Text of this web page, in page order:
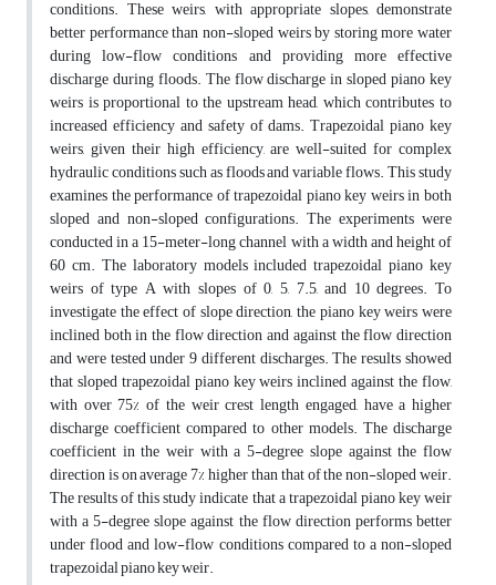
conditions. These weirs, with appropriate slopes, demonstrate
better performance than non-sloped weirs by storing more water
during low-flow conditions and providing more effective
discharge during floods. The flow discharge in sloped piano key
weirs is proportional to the upstream head, which contributes to
increased efficiency and safety of dams. Trapezoidal piano key
weirs, given their high efficiency, are well-suited for complex
hydraulic conditions such as floods and variable flows. This study
examines the performance of trapezoidal piano key weirs in both
sloped and non-sloped configurations. The experiments were
conducted in a 15-meter-long channel with a width and height of
60 cm. The laboratory models included trapezoidal piano key
weirs of type A with slopes of 0, 5, 7.5, and 10 degrees. To
investigate the effect of slope direction, the piano key weirs were
inclined both in the flow direction and against the flow direction
and were tested under 9 different discharges. The results showed
that sloped trapezoidal piano key weirs inclined against the flow,
with over 75% of the weir crest length engaged, have a higher
discharge coefficient compared to other models. The discharge
coefficient in the weir with a 5-degree slope against the flow
direction is on average 7% higher than that of the non-sloped weir.
The results of this study indicate that a trapezoidal piano key weir
with a 5-degree slope against the flow direction performs better
under flood and low-flow conditions compared to a non-sloped
trapezoidal piano key weir.